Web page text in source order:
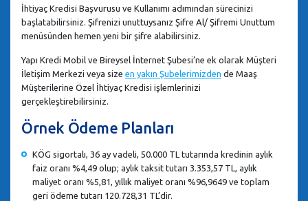
İhtiyaç Kredisi Başvurusu ve Kullanımı adımından sürecinizi
başlatabilirsiniz. Şifrenizi unuttuysanız Şifre Al/ Şifremi Unuttum
menüsünden hemen yeni bir şifre alabilirsiniz.
Yapı Kredi Mobil ve Bireysel İnternet Şubesi’ne ek olarak Müşteri
İletişim Merkezi veya size en yakın Şubelerimizden de Maaş
Müşterilerine Özel İhtiyaç Kredisi işlemlerinizi
gerçekleştirebilirsiniz.
Örnek Ödeme Planları
KÖG sigortalı, 36 ay vadeli, 50.000 TL tutarında kredinin aylık
faiz oranı %4,49 olup; aylık taksit tutarı 3.353,57 TL, aylık
maliyet oranı %5,81, yıllık maliyet oranı %96,9649 ve toplam
geri ödeme tutarı 120.728,31 TL’dir.